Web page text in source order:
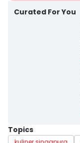
Curated For You
Topics